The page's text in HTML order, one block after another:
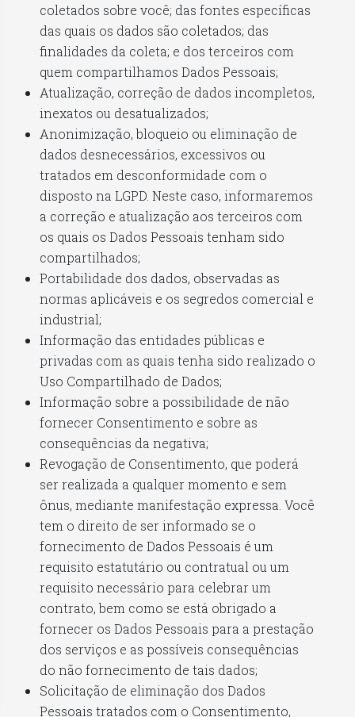
coletados sobre você; das fontes específicas
das quais os dados são coletados; das
finalidades da coleta; e dos terceiros com
quem compartilhamos Dados Pessoais;
Atualização, correção de dados incompletos,
inexatos ou desatualizados;
Anonimização, bloqueio ou eliminação de
dados desnecessários, excessivos ou
tratados em desconformidade com o
disposto na LGPD. Neste caso, informaremos
a correção e atualização aos terceiros com
os quais os Dados Pessoais tenham sido
compartilhados;
Portabilidade dos dados, observadas as
normas aplicáveis e os segredos comercial e
industrial;
Informação das entidades públicas e
privadas com as quais tenha sido realizado o
Uso Compartilhado de Dados;
Informação sobre a possibilidade de não
fornecer Consentimento e sobre as
consequências da negativa;
Revogação de Consentimento, que poderá
ser realizada a qualquer momento e sem
ônus, mediante manifestação expressa. Você
tem o direito de ser informado se o
fornecimento de Dados Pessoais é um
requisito estatutário ou contratual ou um
requisito necessário para celebrar um
contrato, bem como se está obrigado a
fornecer os Dados Pessoais para a prestação
dos serviços e as possíveis consequências
do não fornecimento de tais dados;
Solicitação de eliminação dos Dados
Pessoais tratados com o Consentimento,